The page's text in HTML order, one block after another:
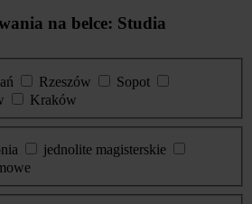
na belce: Studia
Rzeszów
Sopot
Kraków
jednolite magisterskie